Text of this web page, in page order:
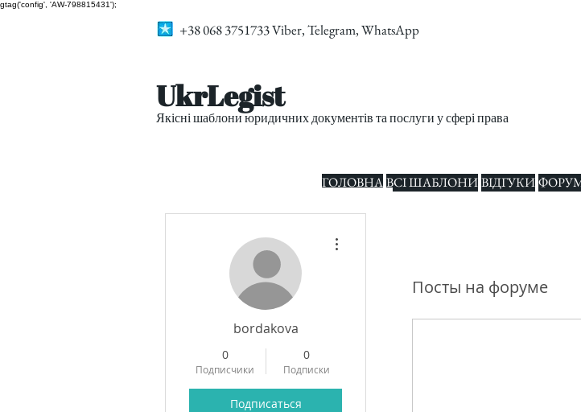
gtag('config', 'AW-798815431');
+38 068 3751733 Viber, Telegram, WhatsApp
UkrLegist
Якісні шаблони юридичних документів та послуги у сфері права
ГОЛОВНА ВСІ ШАБЛОНИ ВІДГУКИ
bordakova
0
Подписчики
0
Подписки
Подписаться
Посты на форуме